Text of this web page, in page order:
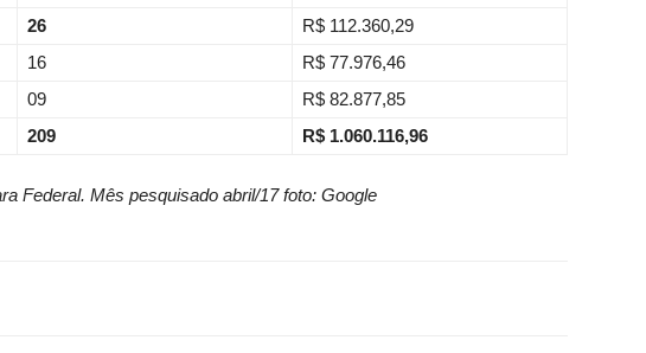
26
R$ 112.360,29
16
R$ 77.976,46
09
R$ 82.877,85
209 R$ 1.060.116,96
Federal. Mês pesquisado abril/17 foto: Google